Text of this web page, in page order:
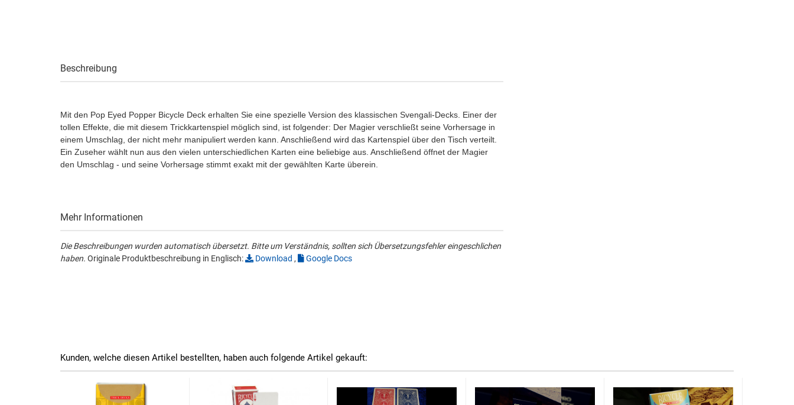
Beschreibung
Mit den Pop Eyed Popper Bicycle Deck erhalten Sie eine spezielle Version des klassischen Svengali-Decks. Einer der
tollen Effekte, die mit diesem Trickkartenspiel möglich sind, ist folgender: Der Magier verschließt seine Vorhersage in
einem Umschlag, der nicht mehr manipuliert werden kann. Anschließend wird das Kartenspiel über den Tisch verteilt.
Ein Zuseher wählt nun aus den vielen unterschiedlichen Karten eine beliebige aus. Anschließend öffnet der Magier
den Umschlag - und seine Vorhersage stimmt exakt mit der gewählten Karte überein.
Mehr Informationen
Die Beschreibungen wurden automatisch übersetzt. Bitte um Verständnis, sollten sich Übersetzungsfehler eingeschlichen
haben. Originale Produktbeschreibung in Englisch: Download , Google Docs
Kunden, welche diesen Artikel bestellten, haben auch folgende Artikel gekauft: